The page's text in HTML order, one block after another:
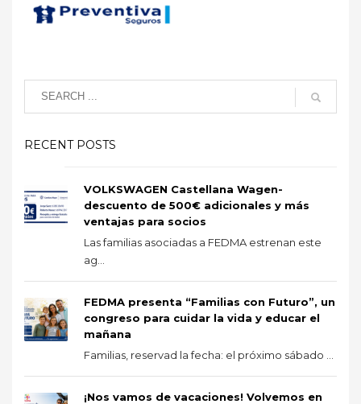
RECENT POSTS
VOLKSWAGEN Castellana Wagen-
descuento de 500€ adicionales y más
ventajas para socios
Las familias asociadas a FEDMA estrenan este
ag...
FEDMA presenta “Familias con Futuro”, un
congreso para cuidar la vida y educar el
mañana
Familias, reservad la fecha: el próximo sábado ...
¡Nos vamos de vacaciones! Volvemos en